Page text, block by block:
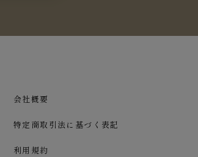
会社概要
特定商取引法に基づく表記
利用規約